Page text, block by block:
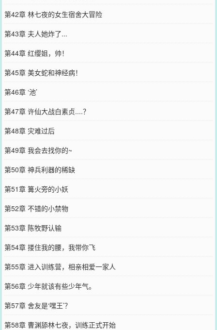
第42章 林七夜的女生宿舍大冒险
第43章 夫人她炸了...
第44章 红缨姐，帅！
第45章 美女蛇和神经病！
第46章 ‘池’
第47章 许仙大战白素贞....？
第48章 灾难过后
第49章 我会去找你的~
第50章 神兵利器的稀缺
第51章 篝火旁的小妖
第52章 不错的小禁物
第53章 陈牧野认输
第54章 搂住我的腰，我带你飞
第55章 进入训练营，相亲相爱一家人
第56章 少年就该有些少年气。
第57章 舍友是‘嘿王’？
第58章 曹渊舔林七夜，训练正式开始